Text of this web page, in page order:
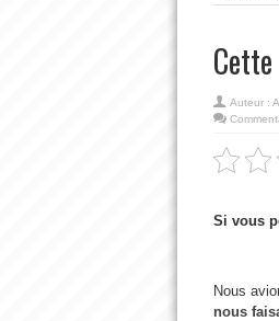
Auteur :
Si vous
Nous
nous